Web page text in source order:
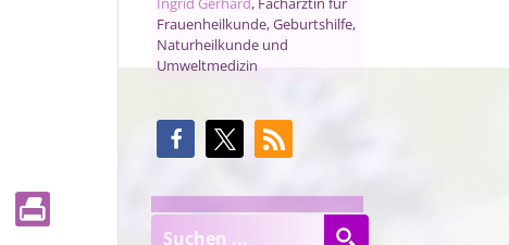
Frauenheilkunde, Geburtshilfe,
Naturheilkunde und
Umweltmedizin